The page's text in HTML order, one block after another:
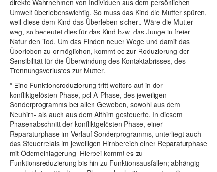
direkte Wahrnehmen von Individuen aus dem persönlichen
Umwelt überlebenswichtig. So muss das Kind die Mutter spüren,
weil diese dem Kind das Überleben sichert. Wäre die Mutter
weg, so bedeutet dies für das Kind bzw. das Junge in freier
Natur den Tod. Um das Finden neuer Wege und damit das
Überleben zu ermöglichen, kommt es zur Reduzierung der
Sensibilität für die Überwindung des Kontaktabrisses, des
Trennungsverlustes zur Mutter.
* Eine Funktionsreduzierung tritt weiters auf in der
konfliktgelösten Phase, pcl-A-Phase, des jeweiligen
Sonderprogramms bei allen Geweben, sowohl aus dem
Neuhirn- als auch aus dem Althirn gesteuerte. In diesem
Phasenabschnitt der konfliktgelösten Phase, einer
Reparaturphase im Verlauf Sonderprogramms, unterliegt auch
das Steuerrelais im jeweiligen Hirnbereich einer Reparaturphase
mit Ödemeinlagerung. Hierbei kommt es zu
Funktionsreduzierung bis hin zu Funktionsausfällen; abhängig